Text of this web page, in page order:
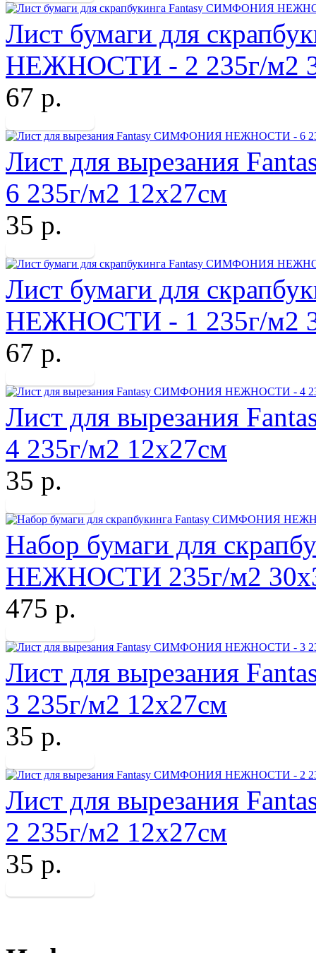
Лист бумаги для
НЕЖНОСТИ - 2 235г/м2
67 р.
Лист для вырезания
6 235г/м2 12х27см
35 р.
Лист бумаги для
НЕЖНОСТИ - 1 235г/м2
67 р.
Лист для вырезания
4 235г/м2 12х27см
35 р.
Набор бумаги для
НЕЖНОСТИ 235г/м2
475 р.
Лист для вырезания
3 235г/м2 12х27см
35 р.
Лист для вырезания
2 235г/м2 12х27см
35 р.